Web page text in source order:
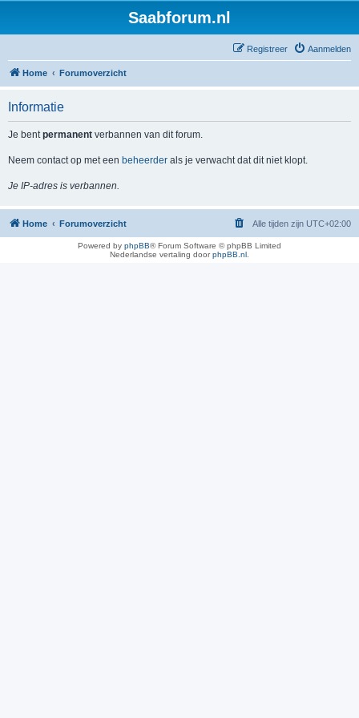
Saabforum.nl
Aanmelden
Registreer
Home Forumoverzicht
Informatie
Je bentpermanent verbannen van dit forum.
Neem contact op met een beheerder als je verwacht dat dit niet klopt.
Je IP-adres is verbannen.
Home Forumoverzicht Alle tijden zijn UTC+02:00
Powered by phpBB® Forum Software © phpBB Limited
Nederlandse vertaling doorphpBB.nl